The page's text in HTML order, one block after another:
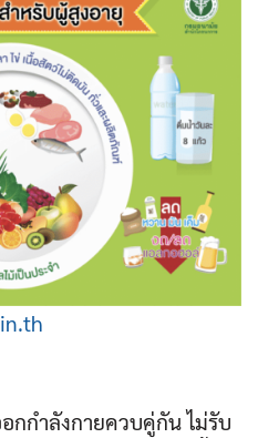
กกำลังกายควบคู่กัน ไม่รับ